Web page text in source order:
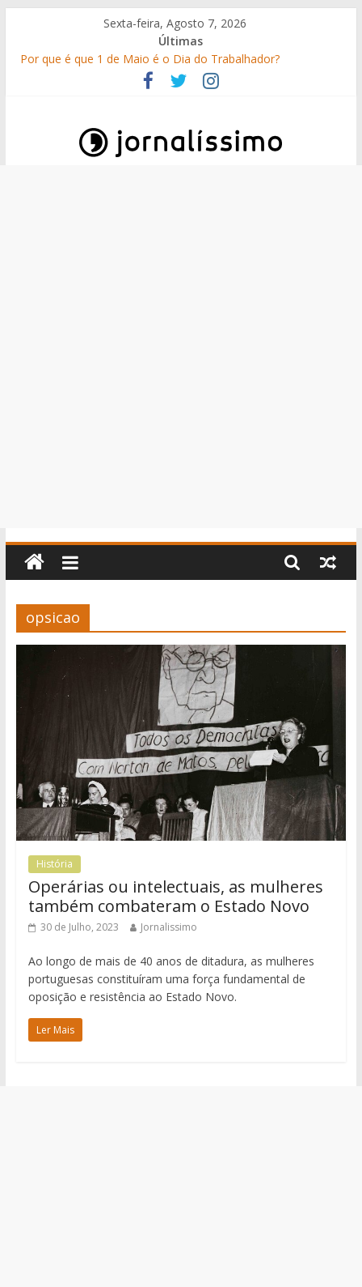
content
Sexta-feira, Agosto 7, 2026
Últimas
Por que é que 1 de Maio é o Dia do Trabalhador?
25 Perguntas sobre o 25 de Abril
Como surgiram os gelados?
10 de Junho, Dia de Portugal: a história, as origens, o que se
opsicao
História
Operárias ou intelectuais, as mulheres
também combateram o Estado Novo
30 de Julho, 2023 Jornalissimo
Ao longo de mais de 40 anos de ditadura, as mulheres
portuguesas constituíram uma força fundamental de
oposição e resistência ao Estado Novo.
Ler Mais